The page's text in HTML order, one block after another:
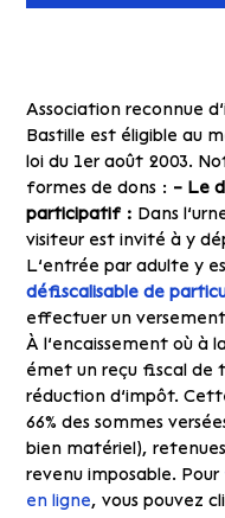
Association reconnue
Bastille est éligible au
loi du 1er août 2003.
formes de dons : – Le
participatif : Dans
visiteur est invité à y
L’entrée par adulte y
défiscalisable de
effectuer un
À l’encaissement où à
émet un reçu fiscal de
réduction d’impôt.
66% des sommes
bien matériel),
revenu imposable. Pour
en ligne, vous pouvez